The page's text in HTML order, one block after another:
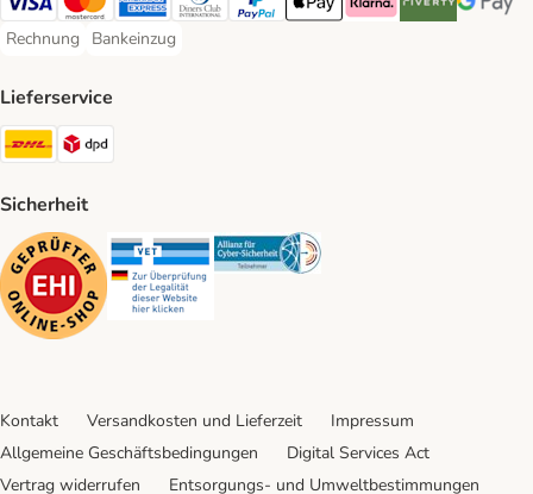
Visa Payment Method
Mastercard Payment Method
American Express Payment Method
Diners Club Payment Method
PayPal Payment Method
Apple Pay Payment Method
Klarna Payment Method
Riverty Payment
Google
Rechnung
Rechnung Payment Method
Bankeinzug
Bankeinzug Payment Method
Lieferservice
DHL Shipping Method
Sicherheit
Security Security Security
Kontakt Versandkosten und Lieferzeit
Impressum
Allgemeine Geschäftsbedingungen
Digital Services Act
Vertrag widerrufen
Entsorgungs- und Umweltbestimmungen